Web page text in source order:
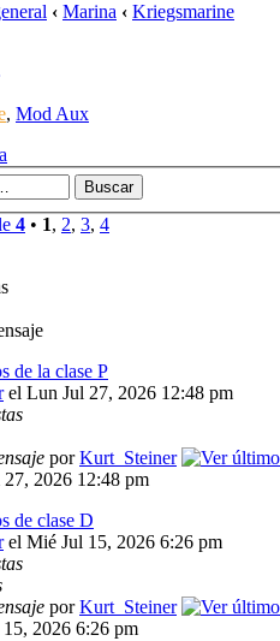
‹ Marina ‹ Kriegsmarine
, Mod Aux
4 • 1, 2, 3, 4
de la clase P
el Lun Jul 27, 2026 12:48 pm
porKurt_Steiner
2026 12:48 pm
de clase D
el Mié Jul 15, 2026 6:26 pm
porKurt_Steiner
2026 6:26 pm